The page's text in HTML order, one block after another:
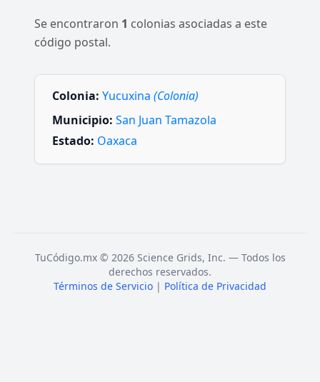
Se encontraron 1 colonias asociadas a este
código postal.
Colonia: Yucuxina (Colonia)
Municipio: San Juan Tamazola
Estado: Oaxaca
TuCódigo.mx © 2026 Science Grids, Inc. — Todos los
derechos reservados.
Términos de Servicio | Política de Privacidad